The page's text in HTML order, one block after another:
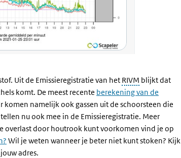
Uit de Emissieregistratie van het RIVM blijkt dat
komt. De meest recente berekening van de
komen namelijk ook gassen uit de schoorsteen die
nu ook mee in de Emissieregistratie. Meer
overlast door houtrook kunt voorkomen vind je op
Wil je weten wanneer je beter niet kunt stoken? Kijk
adres.